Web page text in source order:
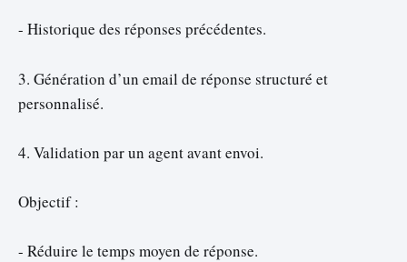
- Historique des réponses précédentes.
3. Génération d’un email de réponse structuré et
personnalisé.
4. Validation par un agent avant envoi.
Objectif :
- Réduire le temps moyen de réponse.